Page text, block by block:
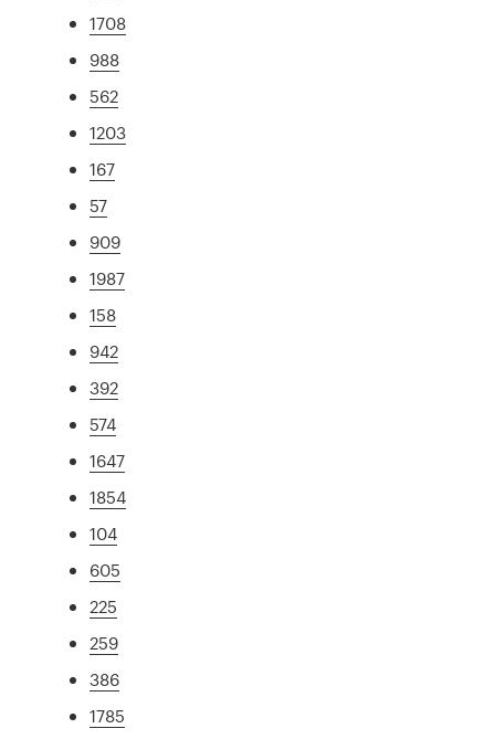
1708
988
562
1203
167
57
909
1987
158
942
392
574
1647
1854
104
605
225
259
386
1785